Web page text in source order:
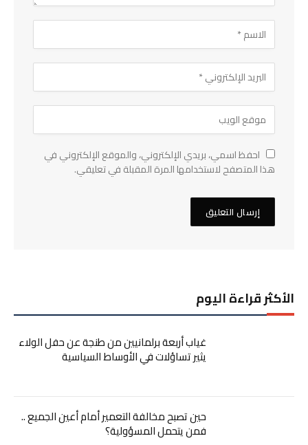
احفظ اسمي، بريدي الإلكتروني، والموقع الإلكتروني في
هذا المتصفح لاستخدامها المرة المقبلة في تعليقي.
الأكثر قراءة اليوم
غياب أربعة برلمانيين من طنجة عن حفل الولاء
يثير تساؤلات في الأوساط السياسية
حين تصبح مخالفة التعمير أمام أعين الجميع ..
فمن يتحمل المسؤولية؟